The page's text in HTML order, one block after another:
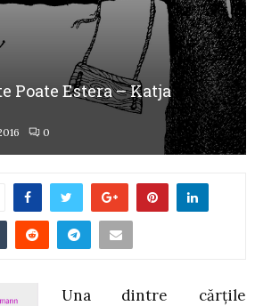
Poate Estera – Katja
0
Una dintre cărțile